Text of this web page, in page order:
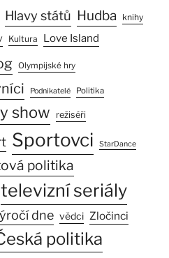
Hlavy států Hudba knihy
Kultura Love Island
Olympijské hry
Podnikatelé Politika
show režiséři
Sportovci StarDance
politika
televizní seriály
dne vědci Zločinci
politika